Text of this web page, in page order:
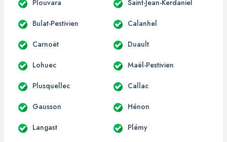
Plouvara Saint-Jean-Kerdaniel
Bulat-Pestivien Calanhel
Carnoët Duault
Lohuec Maël-Pestivien
Plusquellec Callac
Gausson Hénon
Langast Plémy